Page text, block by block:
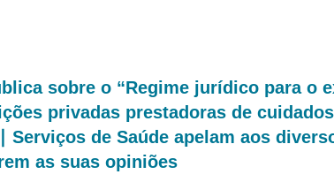
sobre o “Regime jurídico para o
privadas prestadoras de
Serviços de Saúde apelam aos
as suas opiniões